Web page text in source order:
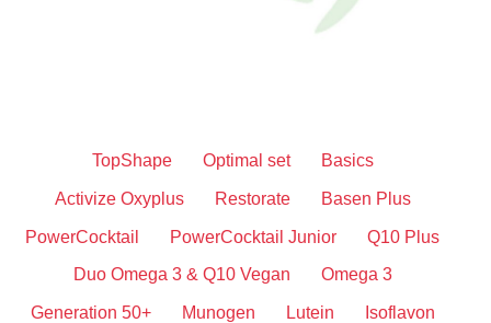
TopShape Optimal set Basics
Activize Oxyplus Restorate Basen Plus
PowerCocktail PowerCocktail Junior Q10 Plus
Duo Omega 3 & Q10 Vegan Omega 3
Generation 50+ Munogen Lutein Isoflavon